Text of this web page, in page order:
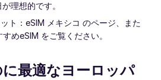
理想的です。
ト：eSIM メキシコ のページ、また
めeSIM をご覧ください。
最適なヨーロッパ